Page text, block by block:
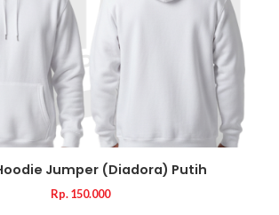
Jumper (Diadora) Putih
Rp. 150.000